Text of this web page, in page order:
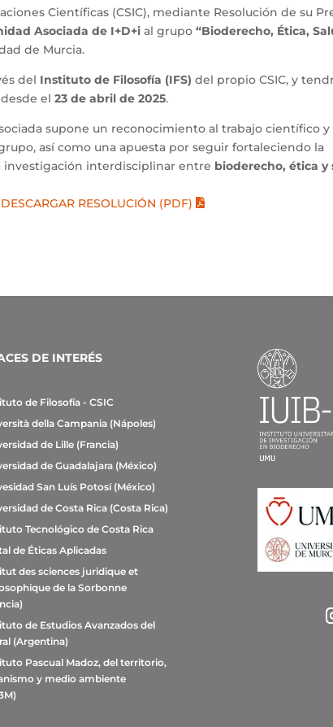
Científicas (CSIC), mediante Resolución de su
Asociada de I+D+ial grupo “Bioderecho, Ética,
de Murcia.
del Instituto de Filosofía (IFS) del propio CSIC, y
el 23 de abril de 2025.
supone un reconocimiento al trabajo científico y
así como una apuesta por seguir fortaleciendo la
investigación interdisciplinar entre bioderecho, ética y
DESCARGAR RESOLUCIÓN (PDF)
DE INTERÉS
de Filosofía - CSIC
della Campania (Nápoles)
de Lille (Francia)
de Guadalajara (México)
San Luís Potosí (México)
de Costa Rica (Costa Rica)
Tecnológico de Costa Rica
de Éticas Aplicadas
des sciences juridique et
de la Sorbonne
de Estudios Avanzados del
(Argentina)
Pascual Madoz, del territorio,
y medio ambiente